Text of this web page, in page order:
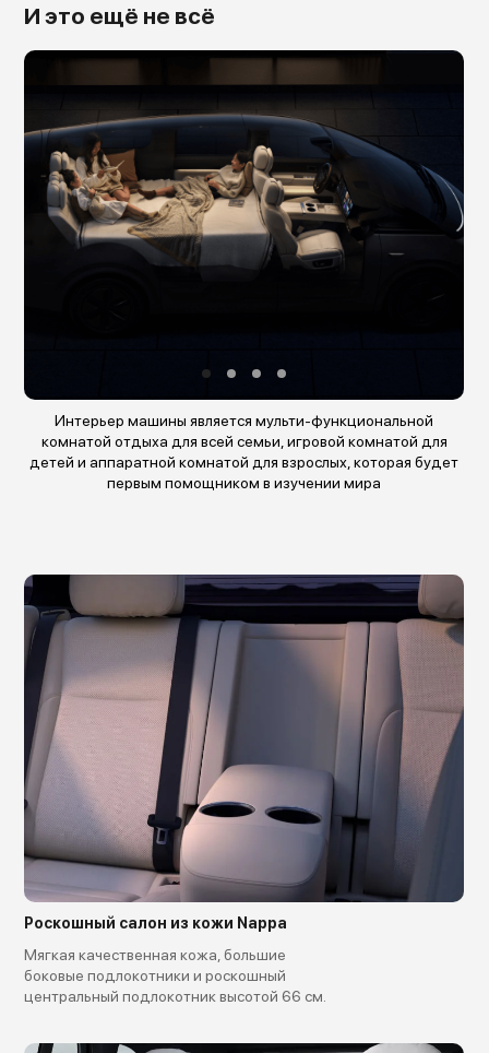
И это ещё не всё
Из второго и третьего ряда можно сделать большую кровать
без потери пространства для первого ряда
Роскошный салон из кожи Nappa
Мягкая качественная кожа, большие
боковые подлокотники и роскошный
центральный подлокотник высотой 66 см.